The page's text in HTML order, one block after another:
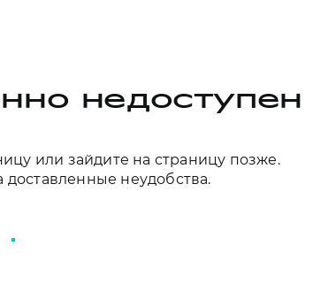
недоступен
или зайдите на страницу позже.
неудобства.
СТРАНИЦУ